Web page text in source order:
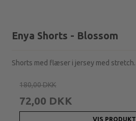
Enya Shorts - Blossom
Shorts med flæser i jersey med stretch.
180,00 DKK
72,00 DKK
VIS PRODUKT